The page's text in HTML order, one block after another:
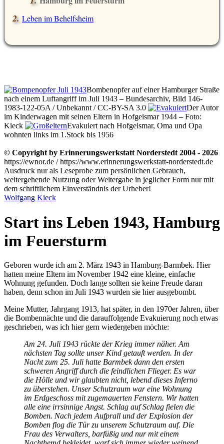
Leben im Behelfsheim
Bombenopfer auf einer Hamburger Straße
nach einem Luftangriff im Juli 1943 – Bundesarchiv, Bild 146-
1983-122-05A / Unbekannt / CC-BY-SA 3.0
Der Autor
im Kinderwagen mit seinen Eltern in Hofgeismar 1944 – Foto:
Kieck
Evakuiert nach Hofgeismar, Oma und Opa
wohnten links im 1.Stock bis 1956
© Copyright by Erinnerungswerkstatt Norderstedt 2004 - 2026
https://ewnor.de / https://www.erinnerungswerkstatt-norderstedt.de
Ausdruck nur als Leseprobe zum persönlichen Gebrauch,
weitergehende Nutzung oder Weitergabe in jeglicher Form nur mit
dem schriftlichem Einverständnis der Urheber!
Wolfgang Kieck
Start ins Leben 1943, Hamburg
im Feuersturm
Geboren wurde ich am 2. März 1943 in Hamburg-Barmbek. Hier
hatten meine Eltern im November 1942 eine kleine, einfache
Wohnung gefunden. Doch lange sollten sie keine Freude daran
haben, denn schon im Juli 1943 wurden sie hier ausgebombt.
Meine Mutter, Jahrgang 1913, hat später, in den 1970er Jahren, über
die Bombennächte und die darauffolgende Evakuierung noch etwas
geschrieben, was ich hier gern wiedergeben möchte:
Am 24. Juli 1943 rückte der Krieg immer näher. Am
nächsten Tag sollte unser Kind getauft werden. In der
Nacht zum 25. Juli hatte Barmbek dann den ersten
schweren Angriff durch die feindlichen Flieger. Es war
die Hölle und wir glaubten nicht, lebend dieses Inferno
zu überstehen. Unser Schutzraum war eine Wohnung
im Erdgeschoss mit zugemauerten Fenstern. Wir hatten
alle eine irrsinnige Angst. Schlag auf Schlag fielen die
Bomben. Nach jedem Aufprall und der Explosion der
Bomben flog die Tür zu unserem Schutzraum auf. Die
Frau des Verwalters, barfüßig und nur mit einem